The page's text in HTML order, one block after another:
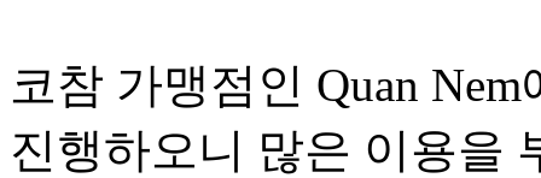
코참 가맹점인 Quan
진행하오니 많은 이용을